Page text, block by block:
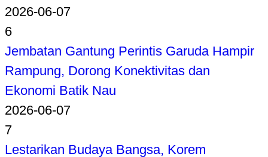
2026-06-07
6
Jembatan Gantung Perintis Garuda Hampir
Rampung, Dorong Konektivitas dan
Ekonomi Batik Nau
2026-06-07
7
Lestarikan Budaya Bangsa, Korem